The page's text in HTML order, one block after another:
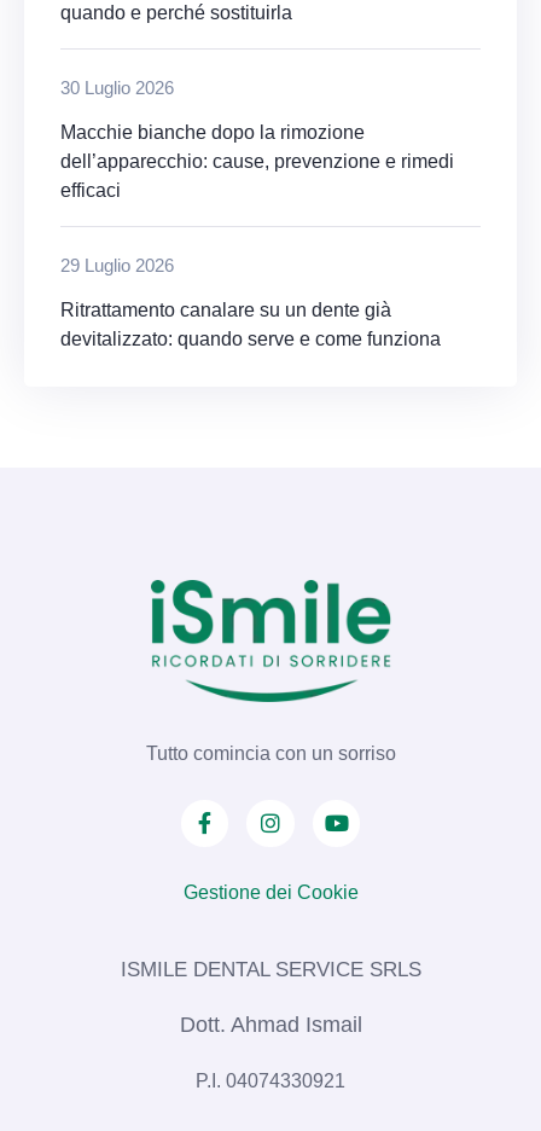
quando e perché sostituirla
30 Luglio 2026
Macchie bianche dopo la rimozione
dell’apparecchio: cause, prevenzione e rimedi
efficaci
29 Luglio 2026
Ritrattamento canalare su un dente già
devitalizzato: quando serve e come funziona
Tutto comincia con un sorriso
Gestione dei Cookie
ISMILE DENTAL SERVICE SRLS​
Dott. Ahmad Ismail
P.I. 04074330921